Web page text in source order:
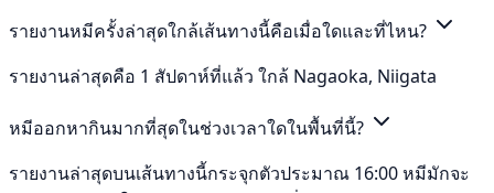
รายงานหมีครั้งล่าสุดใกล้เส้นทางนี้คือเมื่อใดและที่ไหน?
รายงานล่าสุดคือ 1 สัปดาห์ที่แล้ว ใกล้ Nagaoka, Niigata
หมีออกหากินมากที่สุดในช่วงเวลาใดในพื้นที่นี้?
รายงานล่าสุดบนเส้นทางนี้กระจุกตัวประมาณ 16:00 หมีมักจะ